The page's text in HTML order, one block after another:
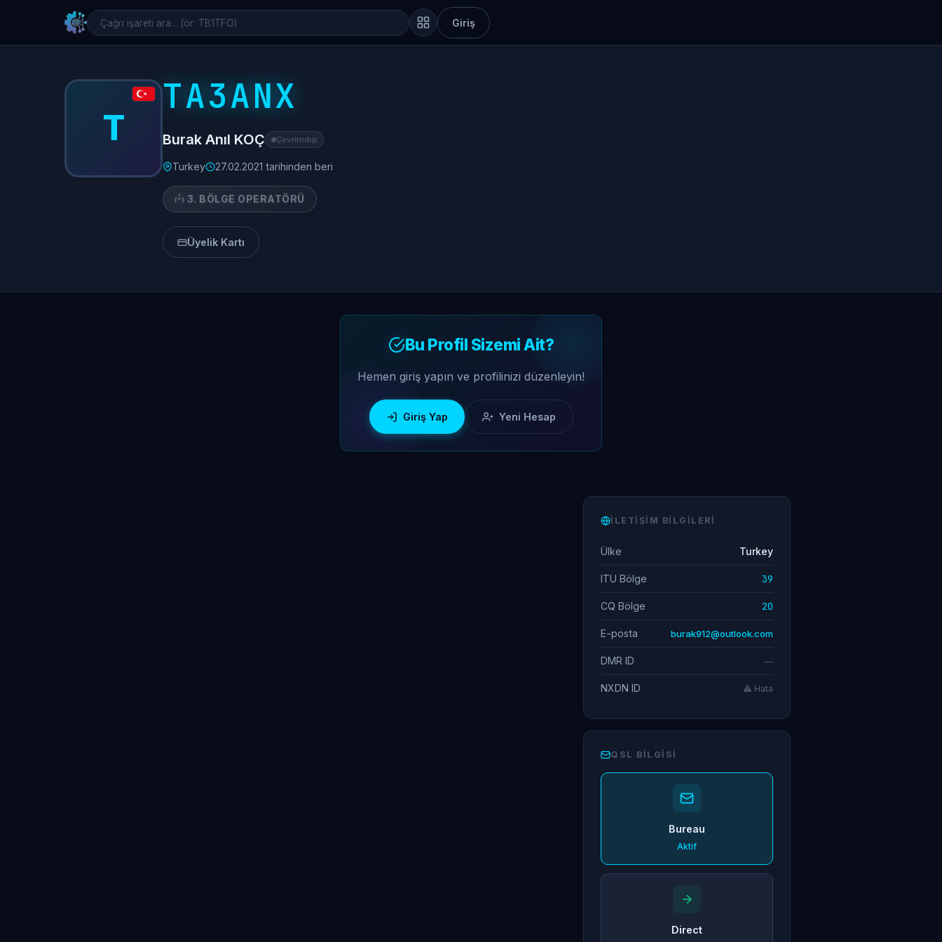
Giriş
T
TA3ANX
Burak Anıl KOÇ Çevrimdışı
Turkey 27.02.2021 tarihinden beri
3. BÖLGE OPERATÖRÜ
Üyelik Kartı
Bu Profil Sizemi Ait?
Hemen giriş yapın ve profilinizi düzenleyin!
Giriş Yap Yeni Hesap
İLETIŞIM BILGILERI
Ülke Turkey
ITU Bölge 39
CQ Bölge 20
E-posta burak912@outlook.com
DMR ID —
NXDN ID ⚠️ Hata
QSL BILGISI
Bureau
Aktif
Direct